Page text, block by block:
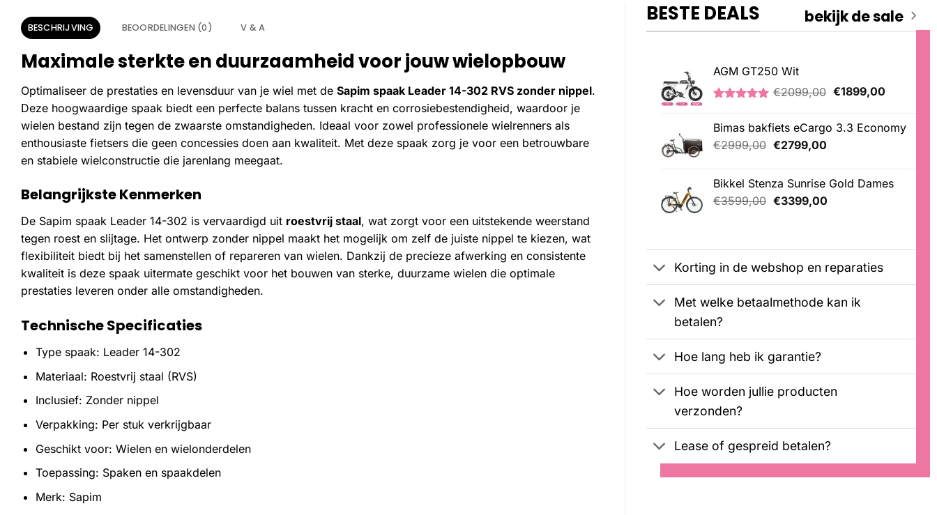
BESCHRIJVING BEOORDELINGEN (0) V & A
Maximale sterkte en duurzaamheid voor jouw wielopbouw
Optimaliseer de prestaties en levensduur van je wiel met de Sapim spaak Leader 14-302 RVS zonder nippel.
Deze hoogwaardige spaak biedt een perfecte balans tussen kracht en corrosiebestendigheid, waardoor je
wielen bestand zijn tegen de zwaarste omstandigheden. Ideaal voor zowel professionele wielrenners als
enthousiaste fietsers die geen concessies doen aan kwaliteit. Met deze spaak zorg je voor een betrouwbare
en stabiele wielconstructie die jarenlang meegaat.
Belangrijkste Kenmerken
De Sapim spaak Leader 14-302 is vervaardigd uit roestvrij staal, wat zorgt voor een uitstekende weerstand
tegen roest en slijtage. Het ontwerp zonder nippel maakt het mogelijk om zelf de juiste nippel te kiezen, wat
flexibiliteit biedt bij het samenstellen of repareren van wielen. Dankzij de precieze afwerking en consistente
kwaliteit is deze spaak uitermate geschikt voor het bouwen van sterke, duurzame wielen die optimale
prestaties leveren onder alle omstandigheden.
Technische Specificaties
Type spaak: Leader 14-302
Materiaal: Roestvrij staal (RVS)
Inclusief: Zonder nippel
Verpakking: Per stuk verkrijgbaar
Geschikt voor: Wielen en wielonderdelen
Toepassing: Spaken en spaakdelen
Merk: Sapim
BESTE DEALS bekijk de sale
AGM GT250 Wit
5.00
op 5
gebaseerd
op
klantbeoordeling
€2099,00 Oorspronkelijke
€2099,00.
€1899,00Huidige
Bimas bakfiets eCargo 3.3 Economy
€2999,00 Oorspronkelijke
€2999,00.
€2799,00Huidige
€2799,00.
Bikkel Stenza Sunrise Gold Dames
€3599,00 Oorspronkelijke
€3399,00Huidige
Korting in de webshop en reparaties
Met welke betaalmethode kan ik
betalen?
Hoe lang heb ik garantie?
Hoe worden jullie producten
verzonden?
Lease of gespreid betalen?